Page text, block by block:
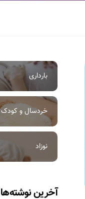
بارداری
خردسال و کودک
نوزاد
آخرین نوشته‌ها